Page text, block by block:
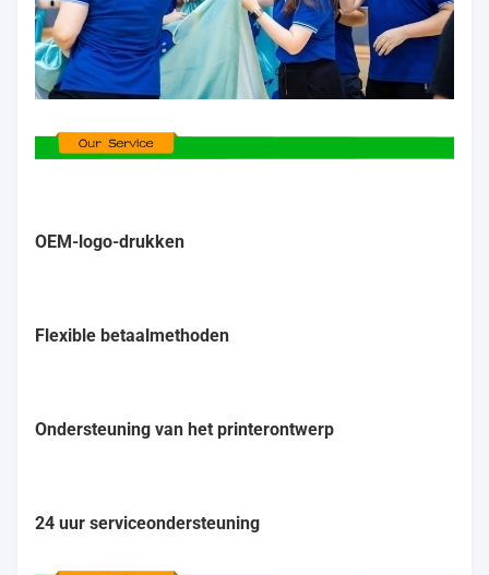
OEM-logo-drukken
Flexible betaalmethoden
Ondersteuning van het printerontwerp
24 uur serviceondersteuning